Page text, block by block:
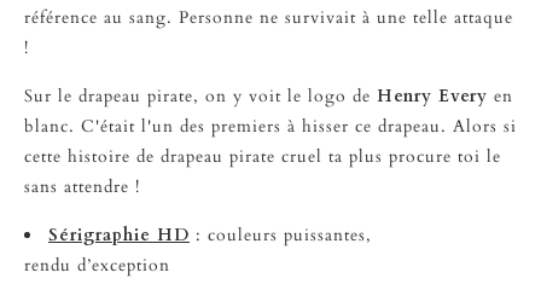
référence au sang. Personne ne survivait à une telle attaque
!
Sur le drapeau pirate, on y voit le logo de Henry Every en
blanc. C'était l'un des premiers à hisser ce drapeau. Alors si
cette histoire de drapeau pirate cruel ta plus procure toi le
sans attendre !
Sérigraphie HD : couleurs puissantes,
rendu d’exception